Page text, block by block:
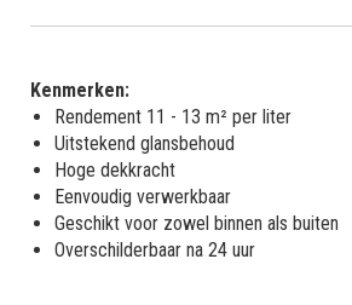
Kenmerken:
Rendement 11 - 13 m² per liter
Uitstekend glansbehoud
Hoge dekkracht
Eenvoudig verwerkbaar
Geschikt voor zowel binnen als buiten
Overschilderbaar na 24 uur